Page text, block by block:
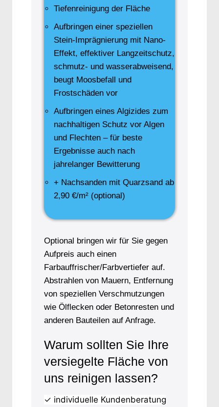
Tiefenreinigung der Fläche
Aufbringen einer speziellen
Stein-Imprägnierung mit Nano-
Effekt, effektiver Langzeitschutz,
schmutz- und wasserabweisend,
beugt Moosbefall und
Frostschäden vor
Aufbringen eines Algizides zum
nachhaltigen Schutz vor Algen
und Flechten – für beste
Ergebnisse auch nach
jahrelanger Bewitterung
+ Nachsanden mit Quarzsand ab
2,90 €/m² (optional)
Optional bringen wir für Sie gegen
Aufpreis auch einen
Farbauffrischer/Farbvertiefer auf.
Abstrahlen von Mauern, Entfernung
von speziellen Verschmutzungen
wie Ölflecken oder Betonresten und
anderen Bauteilen auf Anfrage.
Warum sollten Sie Ihre
versiegelte Fläche von
uns reinigen lassen?
✓ individuelle Kundenberatung